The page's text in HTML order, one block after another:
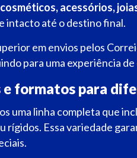
cosméticos, acessórios,
intacto até o destino final.
em envios pelos
para uma experiência
e formatos para
uma linha completa que
rígidos. Essa variedade